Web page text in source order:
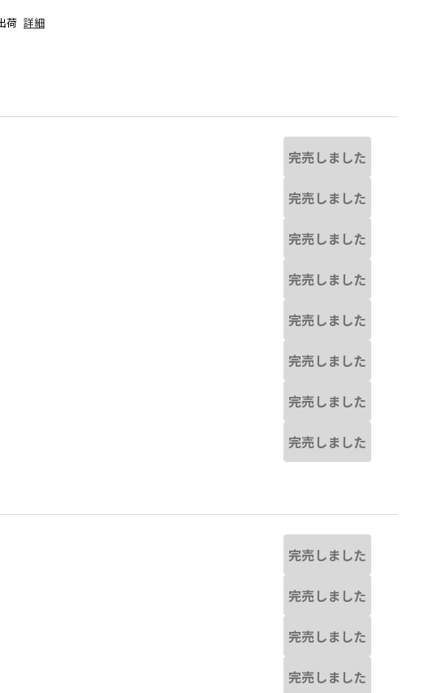
と若干異なる場合があります。 ネイビーブルー ※撮影場所の関係上、着
荷 詳細
完売しました
完売しました
完売しました
完売しました
完売しました
完売しました
完売しました
完売しました
完売しました
完売しました
完売しました
完売しました